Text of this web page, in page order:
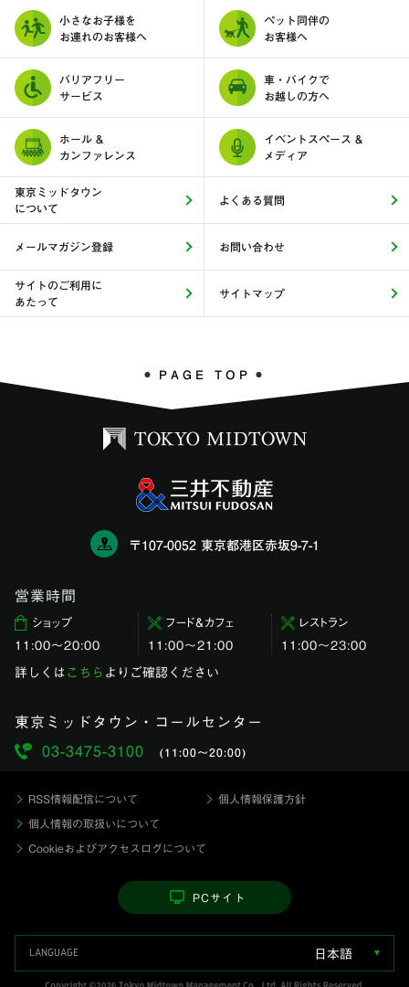
小さなお子様を
お連れのお客様へ
ペット同伴の
お客様へ
バリアフリー
サービス
車・バイクで
お越しの方へ
ホール &
カンファレンス
イベントスペース &
メディア
東京ミッドタウン
について
よくある質問
メールマガジン登録 お問い合わせ
サイトのご利用に
あたって
サイトマップ
PAGE TOP
〒107-0052 東京都港区赤坂9-7-1
営業時間
ショップ
11:00〜20:00
フード＆カフェ
11:00～21:00
レストラン
11:00〜23:00
詳しくは こちら よりご確認ください
東京ミッドタウン・コールセンター
03-3475-3100
(11:00〜20:00)
RSS情報配信について 個人情報保護方針
個人情報の取扱いについて
Cookieおよびアクセスログについて
PCサイト
日本語